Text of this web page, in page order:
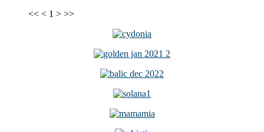
<< < 1 > >>